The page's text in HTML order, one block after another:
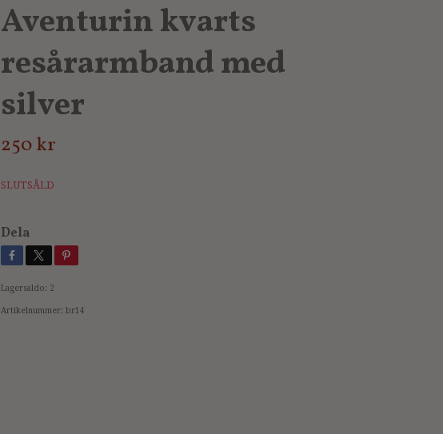
Aventurin kvarts
resårarmband med
silver
250 kr
SLUTSÅLD
Dela
Lagersaldo: 2
Artikelnummer: br14